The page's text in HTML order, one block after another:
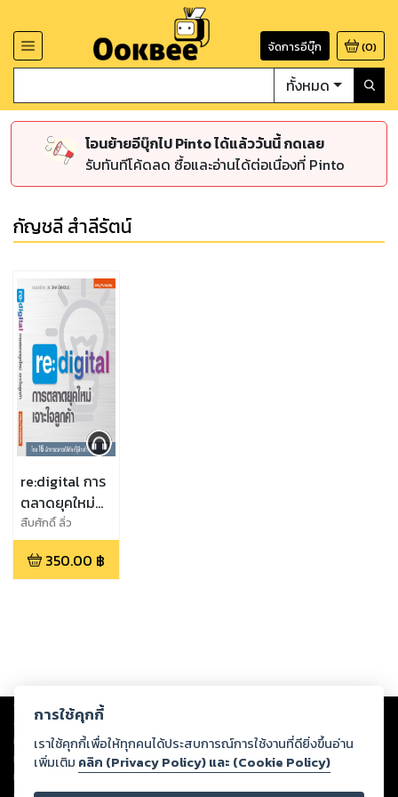
จัดการอีบุ๊ก (0)
ทั้งหมด
โอนย้ายอีบุ๊กไป Pinto ได้แล้ววันนี้ กดเลย
รับทันทีโค้ดลด ซื้อและอ่านได้ต่อเนื่องที่ Pinto
กัญชลี สำลีรัตน์
re:digital การ
ตลาดยุคใหม่
เจาะใจลูกค้า
(หนังสือเสียง)
สืบศักดิ์ ลิ่ว
ลักษณ์,ดร.วิลาส ฉ่ำ
เลิศวัฒน์,พลอย
ณิชชา อริยเกียรติ
รัตน์,จักรพงษ์ คง
มาลัย,กานดา สุภา
วศิน,อภิศิลป์ ตรุ
งกานนท์,สหัสา
350.00 ฿
Copyright © 2026
ต่อผลงานหรือเนื้อหาใดที่อัปโหลดผ่านเว็บไซต์และปรากฏว่าละเมิดสิทธิใน
ทรัพย์สินทางปัญญาของบุคคลอื่นหรือขัดต่อกฎหมายและศีลธรรม ดังนั้น ผู้อ่าน
ทุกท่านโปรดใช้วิจารณญาณในการกลั่นกรองด้วยตนเอง และหากท่านพบว่าส่วน
หนึ่งส่วนใดขัดต่อกฎหมายและศีลธรรม กรุณาแจ้งมายังบริษัท เพื่อทีมงานจะได้
การใช้คุกกี้
เราใช้คุกกี้เพื่อให้ทุกคนได้ประสบการณ์การใช้งานที่ดียิ่งขึ้นอ่าน
เพิ่มเติม คลิก (Privacy Policy) และ (Cookie Policy)